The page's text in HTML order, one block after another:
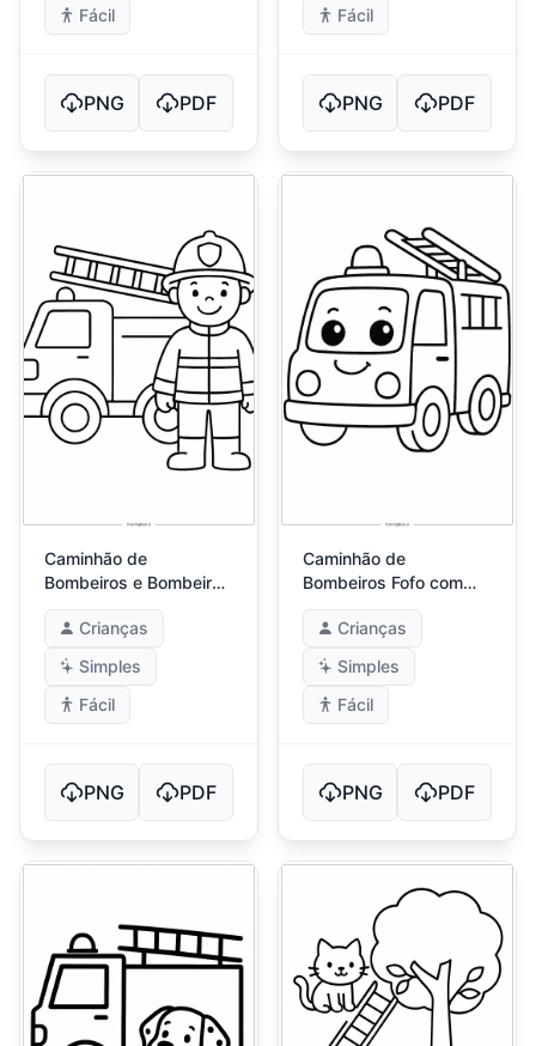
Fácil
PNG PDF
Fácil
PNG PDF
Caminhão de
Bombeiros e Bombeiro
Sorridente
Crianças
Simples
Fácil
PNG PDF
Caminhão de
Bombeiros Fofo com
Olhos Grandes
Crianças
Simples
Fácil
PNG PDF